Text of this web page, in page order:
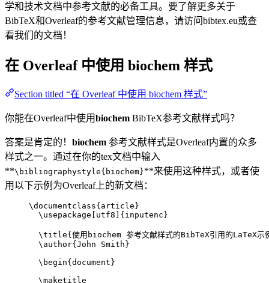
学和技术文档中参考文献的必备工具。要了解更多关于
BibTeX和Overleaf的参考文献管理信息，请访问bibtex.eu或查
看我们的文档！
在 Overleaf 中使用 biochem 样式
Section titled “在 Overleaf 中使用 biochem 样式”
你能在Overleaf中使用biochem BibTeX参考文献样式吗？
答案是肯定的！ biochem 参考文献样式是Overleaf内置的众多
样式之一。通过在你的tex文档中输入
**\bibliographystyle{biochem}**来使用这种样式，或者使
用以下示例为Overleaf上的新文档：
\documentclass{ article }
\usepackage
utf8 ]{ inputenc }
\title{使用biochem 参考文献样式的BibTeX引用的LaTeX示
\author{John Smith}
\begin{ document }
\maketitle